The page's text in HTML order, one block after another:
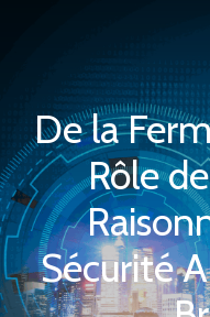
De la
Rôle
Sécurité